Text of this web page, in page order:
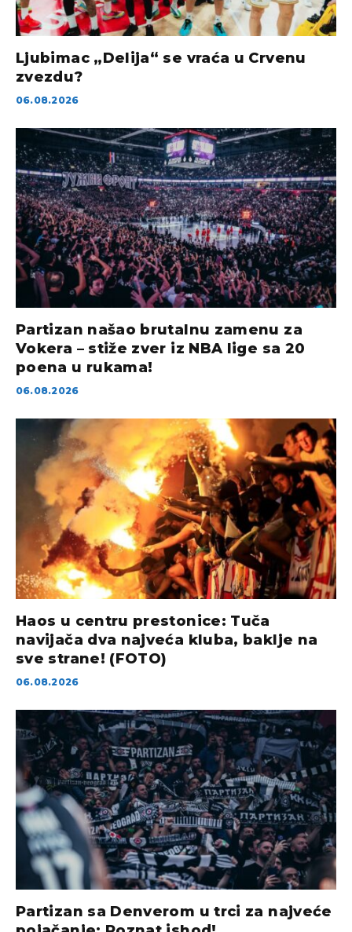
Ljubimac „Delija“ se vraća u Crvenu
zvezdu?
06.08.2026
Partizan našao brutalnu zamenu za
Vokera – stiže zver iz NBA lige sa 20
poena u rukama!
06.08.2026
Haos u centru prestonice: Tuča
navijača dva najveća kluba, baklje na
sve strane! (FOTO)
06.08.2026
Partizan sa Denverom u trci za najveće